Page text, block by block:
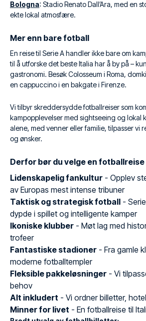
Bologna: Stadio Renato Dall’Ara, med en
ekte lokal atmosfære.
Mer enn bare fotball
En reise til Serie A handler ikke bare om
til å utforske det beste Italia har å by på –
gastronomi. Besøk Colosseum i Roma,
en cappuccino i en bakgate i Firenze.
Vi tilbyr skreddersydde fotballreiser som
kampopplevelser med sightseeing og lokal
alene, med venner eller familie, tilpasser vi
og ønsker.
Derfor bør du velge en fotballreise
Lidenskapelig fankultur - Opplev
av Europas mest intense tribuner
Taktisk og strategisk fotball -
dypde i spillet og intelligente kamper
Ikoniske klubber - Møt lag med
trofeer
Fantastiske stadioner - Fra gamle
moderne fotballtempler
Fleksible pakkeløsninger - Vi
behov
Alt inkludert - Vi ordner billetter,
Minner for livet - En fotballreise til